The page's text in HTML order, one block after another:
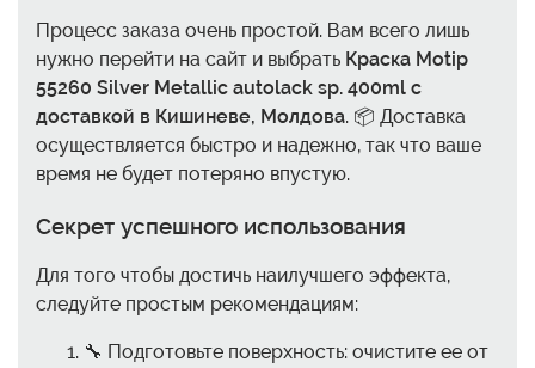
Процесс заказа очень простой. Вам всего лишь
нужно перейти на сайт и выбрать Краска Motip
55260 Silver Metallic autolack sp. 400ml с
доставкой в Кишиневе, Молдова. 📦 Доставка
осуществляется быстро и надежно, так что ваше
время не будет потеряно впустую.
Секрет успешного использования
Для того чтобы достичь наилучшего эффекта,
следуйте простым рекомендациям:
🔧 Подготовьте поверхность: очистите ее от